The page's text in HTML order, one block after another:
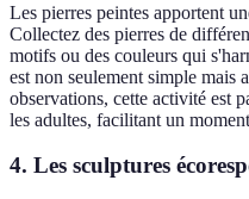
Les pierres peintes apportent
Collectez des pierres de
motifs ou des couleurs qui
est non seulement simple mais
observations, cette activité est
les adultes, facilitant un
4. Les sculptures